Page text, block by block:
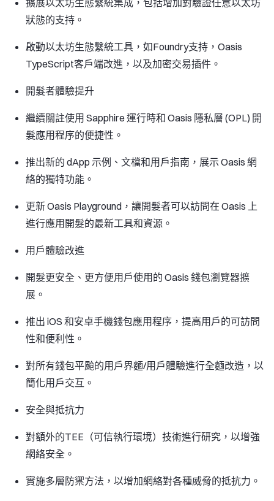
擴展以太坊生態繫統集成，包括增加對驗證任意以太坊
狀態的支持。
啟動以太坊生態繫統工具，如Foundry支持，Oasis
TypeScript客戶端改進，以及加密交易插件。
開髮者體驗提升
繼續關註使用 Sapphire 運行時和 Oasis 隱私層 (OPL) 開
髮應用程序的便捷性。
推出新的 dApp 示例、文檔和用戶指南，展示 Oasis 網
絡的獨特功能。
更新 Oasis Playground，讓開髮者可以訪問在 Oasis 上
進行應用開髮的最新工具和資源。
用戶體驗改進
開髮更安全、更方便用戶使用的 Oasis 錢包瀏覽器擴
展。
推出 iOS 和安卓手機錢包應用程序，提高用戶的可訪問
性和便利性。
對所有錢包平颱的用戶界麵/用戶體驗進行全麵改造，以
簡化用戶交互。
安全與抵抗力
對額外的TEE（可信執行環境）技術進行研究，以增強
網絡安全。
實施多層防禦方法，以增加網絡對各種威脅的抵抗力。